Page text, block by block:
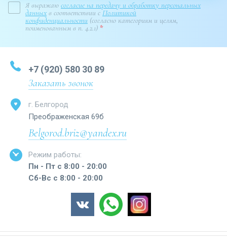
Я выражаю согласие на передачу и обработку персональных
данных в соответствии сПолитикой
конфиденциальности (согласно категориям и целям,
поименованным в п. 4.2.1) *
+7 (920) 580 30 89
Заказать звонок
г. Белгород
Преображенская 69б
Belgorod.briz@yandex.ru
Режим работы:
Пн - Пт с 8:00 - 20:00
Сб-Вс с 8:00 - 20:00